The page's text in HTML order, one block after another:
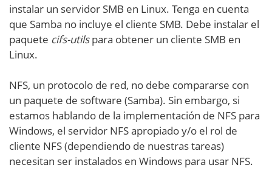
instalar un servidor SMB en Linux. Tenga en cuenta
que Samba no incluye el cliente SMB. Debe instalar el
paquete cifs-utilspara obtener un cliente SMB en
Linux.
NFS, un protocolo de red, no debe compararse con
un paquete de software (Samba). Sin embargo, si
estamos hablando de la implementación de NFS para
Windows, el servidor NFS apropiado y/o el rol de
cliente NFS (dependiendo de nuestras tareas)
necesitan ser instalados en Windows para usar NFS.